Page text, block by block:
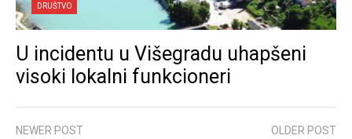
DRUŠTVO
U incidentu u Višegradu uhapšeni
visoki lokalni funkcioneri
NEWER POST OLDER POST